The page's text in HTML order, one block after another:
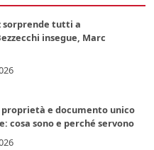
sorprende tutti a
insegue, Marc
e documento unico
cosa sono e perché servono